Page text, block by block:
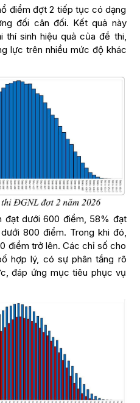
điểm đợt 2 tiếp tục có dạng
đối cân đối. Kết quả này
thí sinh hiệu quả của đề thi,
lực trên nhiều mức độ khác
đạt dưới 600 điểm, 58% đạt
800 điểm. Trong khi đó,
điểm trở lên. Các chỉ số cho
hợp lý, có sự phân tầng rõ
đáp ứng mục tiêu phục vụ